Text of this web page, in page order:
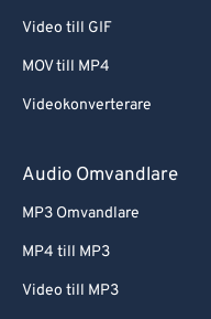
Video till GIF
MOV till MP4
Videokonverterare
Audio Omvandlare
MP3 Omvandlare
MP4 till MP3
Video till MP3